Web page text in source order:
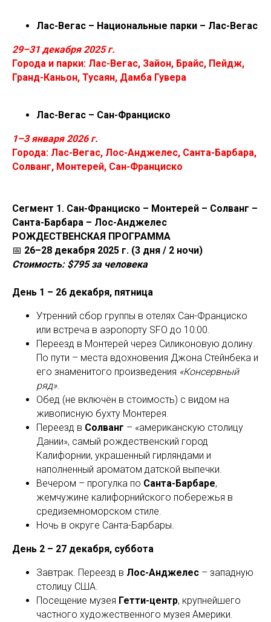
Лас-Вегас – Национальные парки – Лас-Вегас
29–31 декабря 2025 г.
Города и парки: Лас-Вегас, Зайон, Брайс, Пейдж,
Гранд-Каньон, Тусаян, Дамба Гувера
Лас-Вегас – Сан-Франциско
1–3 января 2026 г.
Города: Лас-Вегас, Лос-Анджелес, Санта-Барбара,
Солванг, Монтерей, Сан-Франциско
Сегмент 1. Сан-Франциско – Монтерей – Солванг –
Санта-Барбара – Лос-Анджелес
РОЖДЕСТВЕНСКАЯ ПРОГРАММА
📅 26–28 декабря 2025 г. (3 дня / 2 ночи)
Стоимость: $795 за человека
День 1 – 26 декабря, пятница
Утренний сбор группы в отелях Сан-Франциско
или встреча в аэропорту SFO до 10:00.
Переезд в Монтерей через Силиконовую долину.
По пути – места вдохновения Джона Стейнбека и
его знаменитого произведения «Консервный
ряд».
Обед (не включён в стоимость) с видом на
живописную бухту Монтерея.
Переезд в Солванг – «американскую столицу
Дании», самый рождественский город
Калифорнии, украшенный гирляндами и
наполненный ароматом датской выпечки.
Вечером – прогулка по Санта-Барбаре,
жемчужине калифорнийского побережья в
средиземноморском стиле.
Ночь в округе Санта-Барбары.
День 2 – 27 декабря, суббота
Завтрак. Переезд в Лос-Анджелес – западную
столицу США.
Посещение музея Гетти-центр, крупнейшего
частного художественного музея Америки.